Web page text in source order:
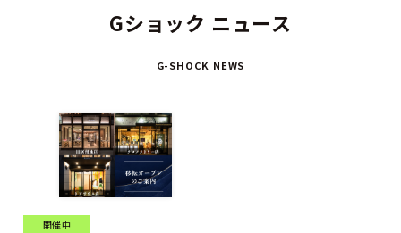
Gショック ニュース
G-SHOCK NEWS
開催中